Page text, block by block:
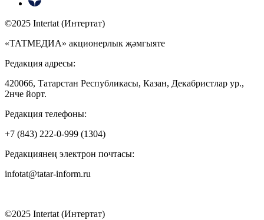
©2025 Intertat (Интертат)
«ТАТМЕДИА» акционерлык җәмгыяте
Редакция адресы:
420066, Татарстан Республикасы, Казан, Декабристлар ур.,
2нче йорт.
Редакция телефоны:
+7 (843) 222-0-999 (1304)
Редакциянең электрон почтасы:
infotat@tatar-inform.ru
©2025 Intertat (Интертат)